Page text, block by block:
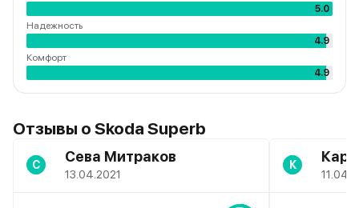
5.0
Надежность
4.9
Комфорт
4.9
Отзывы о Skoda Superb
С Сева Митраков
13.04.2021
К